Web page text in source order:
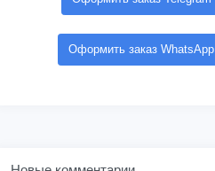
Оформить заказ WhatsApp